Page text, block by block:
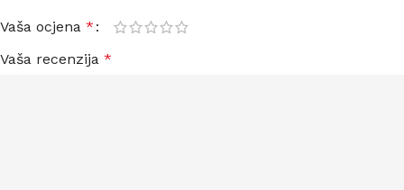
Vaša ocjena *
Vaša recenzija *